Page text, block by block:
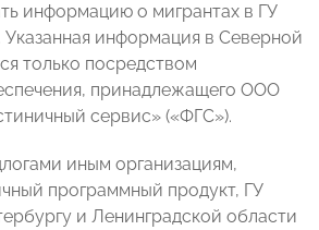
информацию о мигрантах в ГУ
информация в Северной
только посредством
принадлежащего ООО
сервис» («ФГС»).
иным организациям,
программный продукт, ГУ
и Ленинградской области